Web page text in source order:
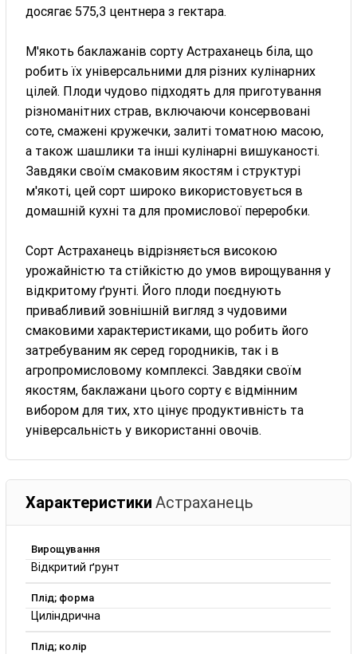
досягає 575,3 центнера з гектара.
М'якоть баклажанів сорту Астраханець біла, що
робить їх універсальними для різних кулінарних
цілей. Плоди чудово підходять для приготування
різноманітних страв, включаючи консервовані
соте, смажені кружечки, залиті томатною масою,
а також шашлики та інші кулінарні вишуканості.
Завдяки своїм смаковим якостям і структурі
м'якоті, цей сорт широко використовується в
домашній кухні та для промислової переробки.
Сорт Астраханець відрізняється високою
урожайністю та стійкістю до умов вирощування у
відкритому ґрунті. Його плоди поєднують
привабливий зовнішній вигляд з чудовими
смаковими характеристиками, що робить його
затребуваним як серед городників, так і в
агропромисловому комплексі. Завдяки своїм
якостям, баклажани цього сорту є відмінним
вибором для тих, хто цінує продуктивність та
універсальність у використанні овочів.
Характеристики Астраханець
Вирощування
Відкритий ґрунт
Плід; форма
Циліндрична
Плід; колір